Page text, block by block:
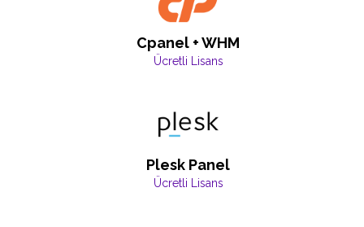
Cpanel + WHM
Ücretli Lisans
Plesk Panel
Ücretli Lisans